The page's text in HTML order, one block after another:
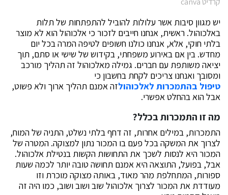
יש מגוון סיבות אשר עלולות להוביל להתפתחות של תלות
באלכוהול. ראשית, אנחנו חייבים לזכור כי אלכוהול הוא לא מוצר
בלתי חוקי, אלא, אנחנו כולנו חשופים לטיפה המרה בכל יום
מחדש. בין אם באירוע משפחתי, בקידוש של שישי או סתם, תוך
יציאה משותפת עם חברים. גמילה מאלכוהול זה תהליך מורכב
ומסובך ואנחנו צריכים לקחת בחשבון כי
טיפול בהתמכרות לאלכוהולזה אמנם תהליך ארוך ולא פשוט,
אבל הוא בהחלט אפשרי.
מה זו התמכרות בכלל?
התמכרות, במילים אחרות, זה דחף בלתי נשלט, התניה של המוח,
לצרוך את המשקה בכל פעם בו המכור נתון למצוקה. המטרה של
המכור היא לנסות לשכך את התחושות הקשות בנטילת אלכוהול.
אבל, בפועל, התוצאה היא אמנם תחושה טובה יותר לכמה שעות
ספורות, המתחלפת מהר מאוד, באותה מצוקה מוכרת וזו
מעודדת את המכור לצרוך אלכוהול שוב ושוב ושוב, כמו היה זה